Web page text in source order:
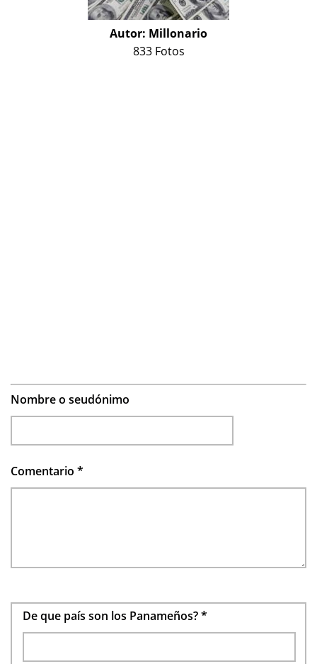
Autor: Millonario
833 Fotos
Nombre o seudónimo
Comentario *
De que país son los Panameños?*